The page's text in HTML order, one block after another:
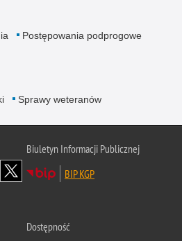
Postępowania podprogowe
Sprawy weteranów
Biuletyn Informacji Publicznej
BIP KGP
Dostępność